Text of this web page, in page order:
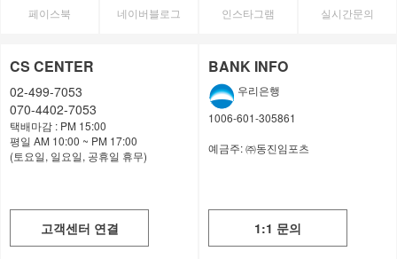
페이스북 네이버블로그 인스타그램 실시간문의
CS CENTER
02-499-7053
070-4402-7053
택배마감 : PM 15:00
평일 AM 10:00 ~ PM 17:00
(토요일, 일요일, 공휴일 휴무)
고객센터 연결
BANK INFO
우리은행
1006-601-305861
예금주:㈜동진임포츠
1:1 문의